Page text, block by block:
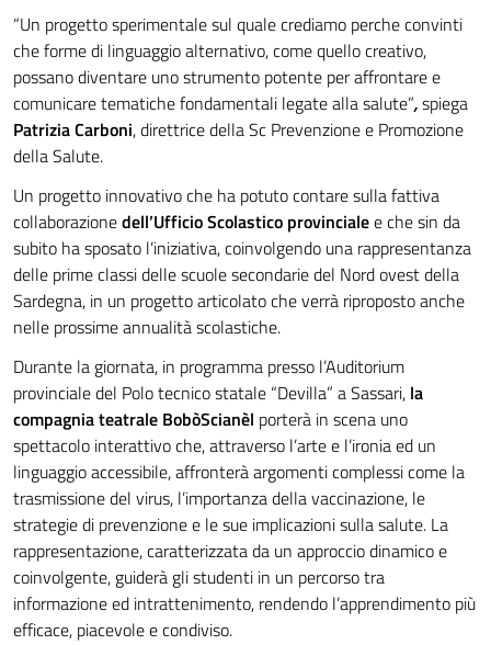
“Un progetto sperimentale sul quale crediamo perche convinti
che forme di linguaggio alternativo, come quello creativo,
possano diventare uno strumento potente per affrontare e
comunicare tematiche fondamentali legate alla salute”,spiega
Patrizia Carboni, direttrice della Sc Prevenzione e Promozione
della Salute.
Un progetto innovativo che ha potuto contare sulla fattiva
collaborazionedell’Ufficio Scolastico provincialee che sin da
subito ha sposato l’iniziativa, coinvolgendo una rappresentanza
delle prime classi delle scuole secondarie del Nord ovest della
Sardegna, in un progetto articolato che verrà riproposto anche
nelle prossime annualità scolastiche.
Durante la giornata, in programma presso l’Auditorium
provinciale del Polo tecnico statale “Devilla” a Sassari, la
compagnia teatrale BobòScianèl porterà in scena uno
spettacolo interattivo che, attraverso l’arte e l’ironia ed un
linguaggio accessibile, affronterà argomenti complessi come la
trasmissione del virus, l’importanza della vaccinazione, le
strategie di prevenzione e le sue implicazioni sulla salute. La
rappresentazione, caratterizzata da un approccio dinamico e
coinvolgente, guiderà gli studenti in un percorso tra
informazione ed intrattenimento, rendendo l’apprendimento più
efficace, piacevole e condiviso.